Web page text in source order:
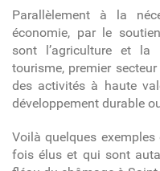
Parallèlement à la
économie, par le
sont l’agriculture et la
tourisme, premier
des activités à haute
développement durable
Voilà quelques
fois élus et qui sont